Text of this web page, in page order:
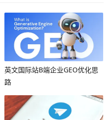
英文国际站B端企业GEO优化思
路